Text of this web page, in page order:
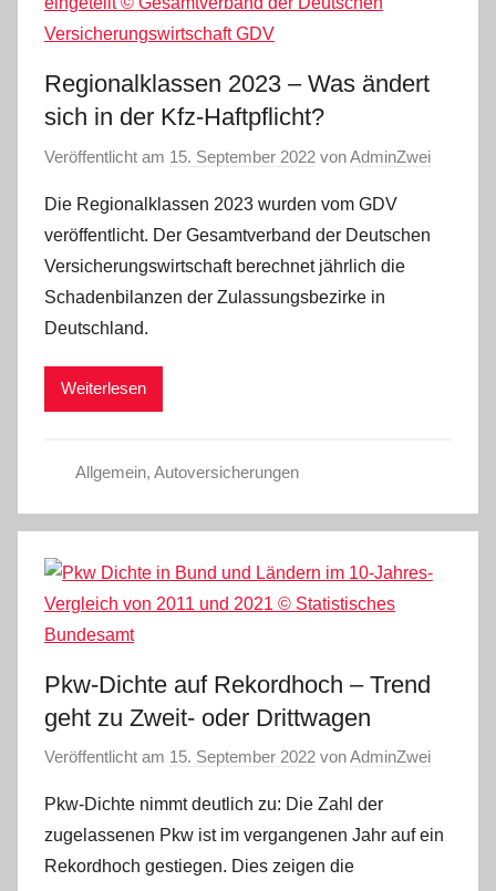
Regionalklassen 2023 – Was ändert
sich in der Kfz-Haftpflicht?
Veröffentlicht am 15. September 2022 vonAdminZwei
Die Regionalklassen 2023 wurden vom GDV
veröffentlicht. Der Gesamtverband der Deutschen
Versicherungswirtschaft berechnet jährlich die
Schadenbilanzen der Zulassungsbezirke in
Deutschland.
Weiterlesen
Allgemein, Autoversicherungen
Pkw-Dichte auf Rekordhoch – Trend
geht zu Zweit- oder Drittwagen
Veröffentlicht am 15. September 2022 vonAdminZwei
Pkw-Dichte nimmt deutlich zu: Die Zahl der
zugelassenen Pkw ist im vergangenen Jahr auf ein
Rekordhoch gestiegen. Dies zeigen die